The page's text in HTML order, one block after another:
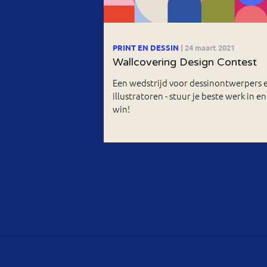
PRINT EN DESSIN | 24 maart 2021
Wallcovering Design Contest
Een wedstrijd voor dessinontwerpers
illustratoren - stuur je beste werk in en
win!